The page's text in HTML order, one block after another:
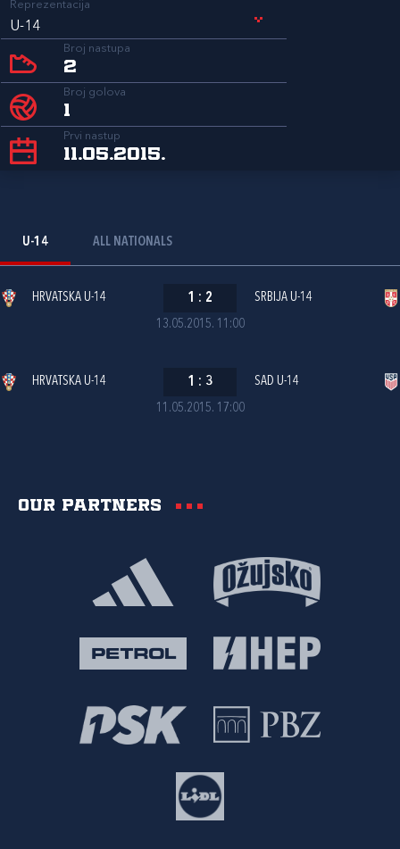
Reprezentacija
U-14
Broj nastupa
2
Broj golova
1
Prvi nastup
11.05.2015.
U-14 ALL NATIONALS
13.05.2015. 11:00
HRVATSKA U-14 1 : 2 SRBIJA U-14
11.05.2015. 17:00
HRVATSKA U-14 1 : 3 SAD U-14
Our partners